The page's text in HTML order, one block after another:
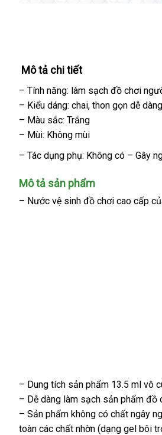
Mô tả chi tiết
– Tính năng: làm sạch đồ chơi
– Kiểu dáng: chaithống
kê
, thon gọn dễ
– Màu sắc: Trắng
– Mùi: Không mùi
– Tác dụng phụ: Không có – Gây
Mô tả sản phẩm
– Nước vệ sinh đồ chơi cao cấp
Nước
vệ
sinh
đồ
– Dung tích sản phẩm 13.5 ml vô
– Dễ dàng làm sạch sản phẩm đồ
– Sản phẩm không có chất ngây
toàn khách
các chất nhờn (dạng gel bôi